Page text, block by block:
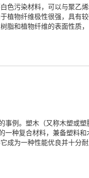
色污染材料，可以与聚乙
植物纤维极性很强，具有
脂和植物纤维的表面性质
例。塑木（又称木塑或
一种复合材料，兼备塑料
成为一种性能优良并十分